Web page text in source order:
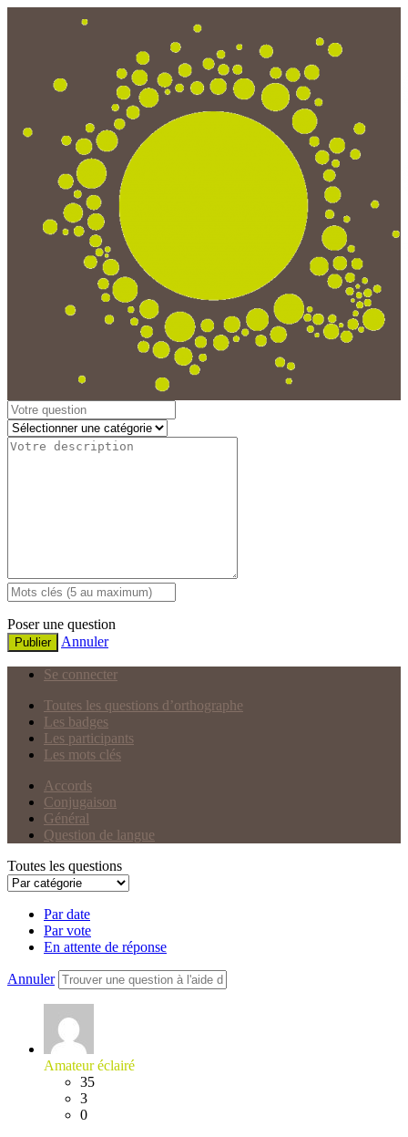
Poser une question
Publier Annuler
Se connecter
Toutes les questions d’orthographe
Les badges
Les participants
Les mots clés
Accords
Conjugaison
Général
Question de langue
Toutes les questions
Par date
Par vote
En attente de réponse
Annuler
Amateur éclairé
35
3
0